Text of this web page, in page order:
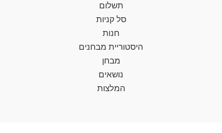
תשלום
סל קניות
חנות
היסטוריית מבחנים
מבחן
נושאים
המלצות